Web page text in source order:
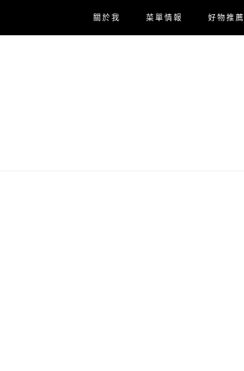
關於我 菜單情報 好物推薦